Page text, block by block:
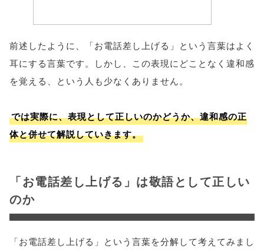
前述したように、「お電話差し上げる」という言葉はよく
耳にする言葉です。しかし、この表現にどことなく違和感
を覚える、という人も少なくありません。
では実際に、表現として正しいのかどうか、違和感の正
体と併せて解説していきます。
「お電話差し上げる」は敬語として正しい
のか
「お電話差し上げる」という言葉を分解して考えてみまし